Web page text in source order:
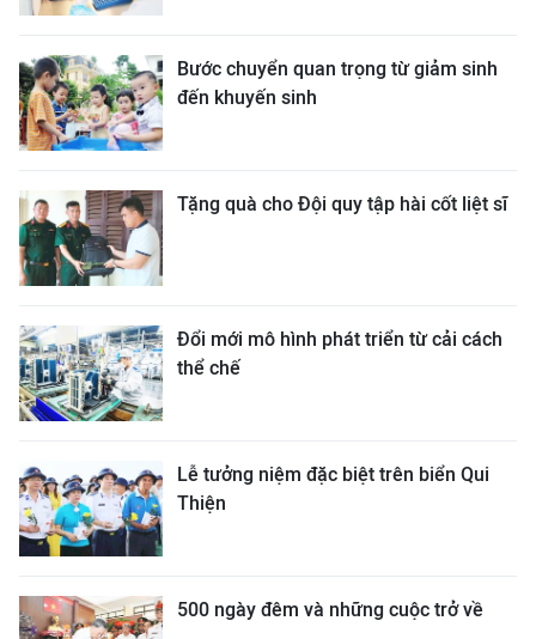
Bước chuyển quan trọng từ giảm sinh
đến khuyến sinh
Tặng quà cho Đội quy tập hài cốt liệt sĩ
Đổi mới mô hình phát triển từ cải cách
thể chế
Lễ tưởng niệm đặc biệt trên biển Qui
Thiện
500 ngày đêm và những cuộc trở về